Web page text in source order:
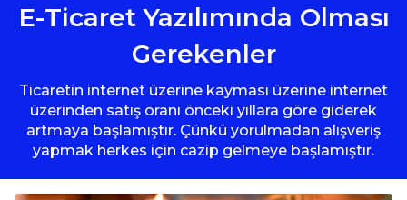
E-Ticaret Yazılımında Olması
Gerekenler
Ticaretin internet üzerine kayması üzerine internet
üzerinden satış oranı önceki yıllara göre giderek
artmaya başlamıştır. Çünkü yorulmadan alışveriş
yapmak herkes için cazip gelmeye başlamıştır.